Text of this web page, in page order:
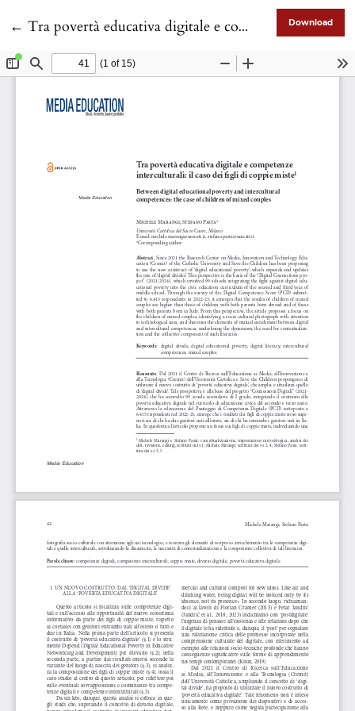
← Return to Article Details
Tra povertà educativa digitale e competenze interculturali: il caso dei figli di coppie miste Download